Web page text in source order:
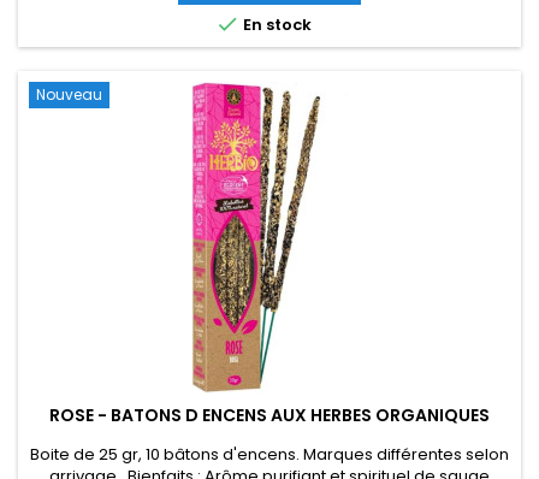
 En stock
Nouveau
ROSE - BATONS D ENCENS AUX HERBES ORGANIQUES
Boite de 25 gr, 10 bâtons d'encens. Marques différentes selon